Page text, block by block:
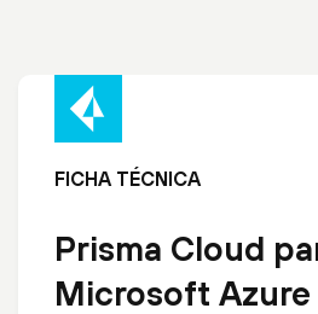
FICHA TÉCNICA
Prisma Cloud
Microsoft Azure